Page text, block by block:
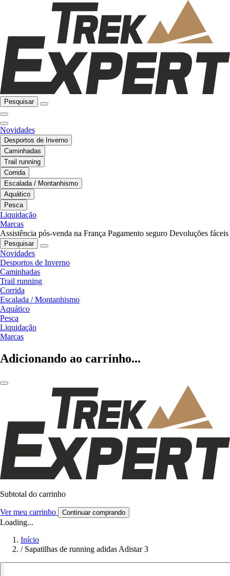
Pesquisar
Novidades
Desportos de Inverno
Caminhadas
Trail running
Corrida
Escalada / Montanhismo
Aquático
Pesca
Liquidação
Marcas
Assistência pós-venda na França Pagamento seguro Devoluções fáceis
Pesquisar
Novidades
Desportos de Inverno
Caminhadas
Trail running
Corrida
Escalada / Montanhismo
Aquático
Pesca
Liquidação
Marcas
Adicionando ao carrinho...
Subtotal do carrinho
Ver meu carrinho Continuar comprando
Loading...
Início
/ Sapatilhas de running adidas Adistar 3